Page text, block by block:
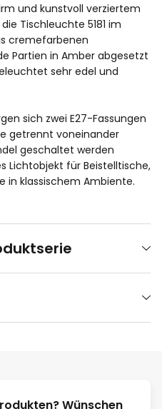
und kunstvoll verziertem
Tischleuchte 5181 im
cremefarbenen
Partien in Amber abgesetzt
sehr edel und
sich zwei E27-Fassungen
getrennt voneinander
geschaltet werden
Lichtobjekt für Beistelltische,
in klassischem Ambiente.
Wünschen